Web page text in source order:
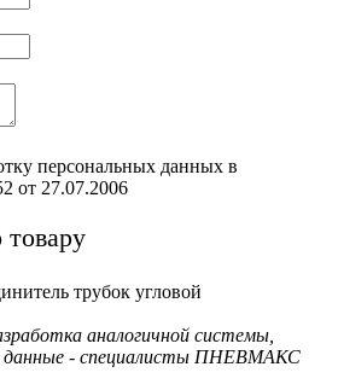
персональных данных в
от 27.07.2006
товару
трубок угловой
аналогичной системы,
данные - специалисты ПНЕВМАКС